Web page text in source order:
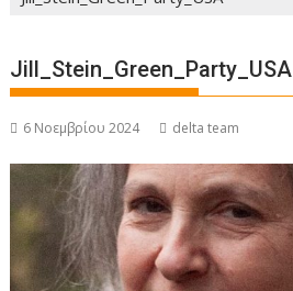
Jill_Stein_Green_Party_USA
6 Νοεμβρίου 2024 delta team